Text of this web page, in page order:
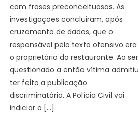
com frases preconceituosas. As
investigações concluiram, após
cruzamento de dados, que o
responsável pelo texto ofensivo era
o proprietário do restaurante. Ao ser
questionado a então vítima admitiu
ter feito a publicação
discriminatória. A Polícia Civil vai
indiciar o […]